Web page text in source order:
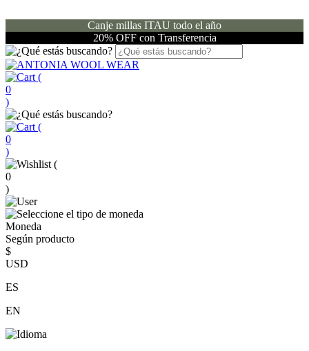
Canje millas ITAU todo el año
20% OFF con Transferencia
(
0
)
(
0
)
(
0
)
Moneda
Según producto
$
USD
ES
EN